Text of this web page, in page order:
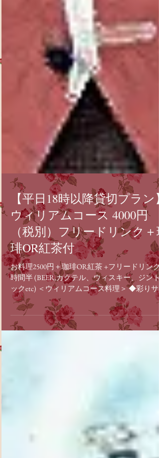
【平日18時以降貸切プラン】
ウィリアムコース 4000円
（税別）フリードリンク＋
琲OR紅茶付
お料理2500円＋珈琲OR紅茶 +フリードリンク
時間半 (BEER,カクテル、ウィスキー、ジント
ックetc) ＜ウィリアムコース料理＞ ◆彩りサ
ダ ◆エビアボカドサンド と 本日のサンド